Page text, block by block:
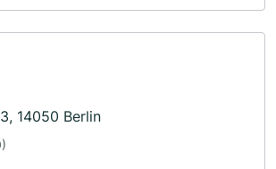
14050 Berlin